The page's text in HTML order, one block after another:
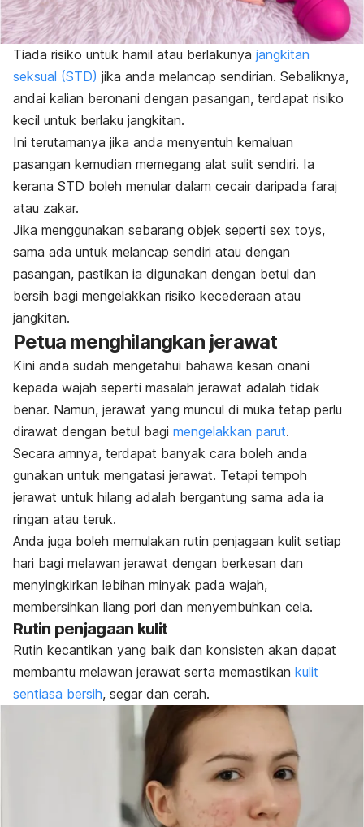
Tiada risiko untuk hamil atau berlakunya jangkitan
seksual (STD) jika anda melancap sendirian. Sebaliknya,
andai kalian beronani dengan pasangan, terdapat risiko
kecil untuk berlaku jangkitan.
Ini terutamanya jika anda menyentuh kemaluan
pasangan kemudian memegang alat sulit sendiri. Ia
kerana STD boleh menular dalam cecair daripada faraj
atau zakar.
Jika menggunakan sebarang objek seperti sex toys,
sama ada untuk melancap sendiri atau dengan
pasangan, pastikan ia digunakan dengan betul dan
bersih bagi mengelakkan risiko kecederaan atau
jangkitan.
Petua menghilangkan jerawat
Kini anda sudah mengetahui bahawa kesan onani
kepada wajah seperti masalah jerawat adalah tidak
benar. Namun, jerawat yang muncul di muka tetap perlu
dirawat dengan betul bagi mengelakkan parut.
Secara amnya, terdapat banyak cara boleh anda
gunakan untuk mengatasi jerawat. Tetapi tempoh
jerawat untuk hilang adalah bergantung sama ada ia
ringan atau teruk.
Anda juga boleh memulakan rutin penjagaan kulit setiap
hari bagi melawan jerawat dengan berkesan dan
menyingkirkan lebihan minyak pada wajah,
membersihkan liang pori dan menyembuhkan cela.
Rutin penjagaan kulit
Rutin kecantikan yang baik dan konsisten akan dapat
membantu melawan jerawat serta memastikan kulit
sentiasa bersih, segar dan cerah.